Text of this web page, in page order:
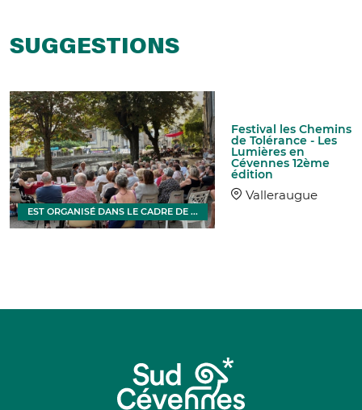
SUGGESTIONS
Festival les Chemins
de Tolérance - Les
Lumières en
Cévennes 12ème
édition
Valleraugue
EST ORGANISÉ DANS LE CADRE DE ...